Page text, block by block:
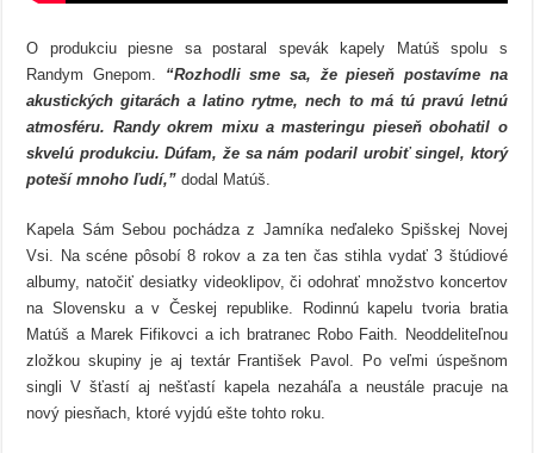
O produkciu piesne sa postaral spevák kapely Matúš spolu s
Randym Gnepom. “Rozhodli sme sa, že pieseň postavíme na
akustických gitarách a latino rytme, nech to má tú pravú letnú
atmosféru. Randy okrem mixu a masteringu pieseň obohatil o
skvelú produkciu. Dúfam, že sa nám podaril urobiť singel, ktorý
poteší mnoho ľudí,”dodal Matúš.
Kapela Sám Sebou pochádza z Jamníka neďaleko Spišskej Novej
Vsi. Na scéne pôsobí 8 rokov a za ten čas stihla vydať 3 štúdiové
albumy, natočiť desiatky videoklipov, či odohrať množstvo koncertov
na Slovensku a v Českej republike. Rodinnú kapelu tvoria bratia
Matúš a Marek Fifikovci a ich bratranec Robo Faith. Neoddeliteľnou
zložkou skupiny je aj textár František Pavol. Po veľmi úspešnom
singli V šťastí aj nešťastí kapela nezaháľa a neustále pracuje na
nový piesňach, ktoré vyjdú ešte tohto roku.